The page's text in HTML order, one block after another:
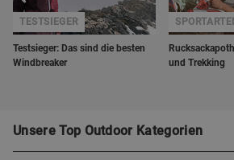
Testsieger: Das sind die besten
Windbreaker
TESTSIEGER
und Trekking
Unsere Top Outdoor Kategorien